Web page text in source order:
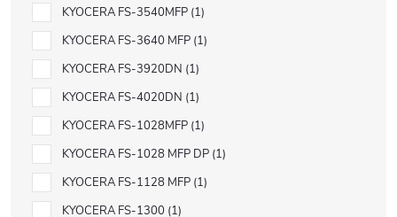
KYOCERA FS-3540MFP 1
KYOCERA FS-3640 MFP 1
KYOCERA FS-3920DN 1
KYOCERA FS-4020DN 1
KYOCERA FS-1028MFP 1
KYOCERA FS-1028 MFP DP 1
KYOCERA FS-1128 MFP 1
KYOCERA FS-1300 1